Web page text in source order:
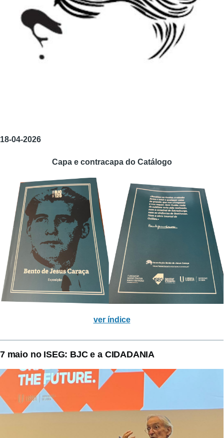
18-04-2026
Capa e contracapa do Catálogo
ver índice
7 maio no ISEG: BJC e a CIDADANIA